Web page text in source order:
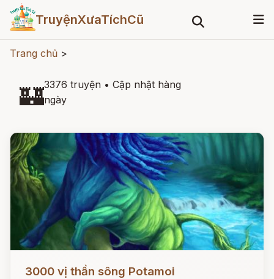
TruyệnXưaTíchCũ
Trang chủ >
🏰3376 truyện • Cập nhật hàng
ngày
3000 vị thần sông Potamoi